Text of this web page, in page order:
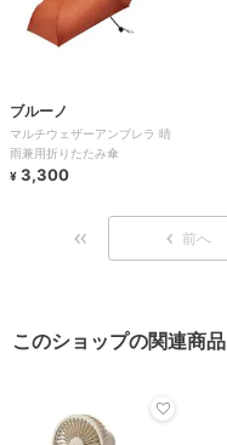
ブルーノ
マルチウェザーアンブレラ 晴
雨兼用折りたたみ傘
¥ 3,300
前へ
このショップの関連商品